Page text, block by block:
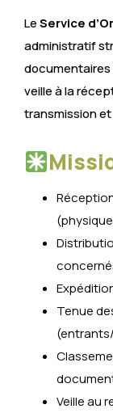
LeService
administratif
documentaires
veille à la
transmission
Tenue
Veille au